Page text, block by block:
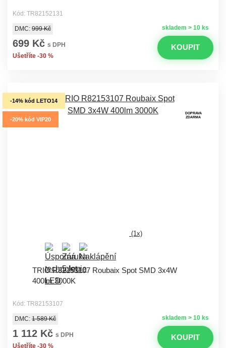
Kód: TR82152131
skladem > 10 ks
DMC: 999 Kč
699 Kč s DPH
Ušetříte -30 %
KOUPIT
-14% kód LETO14
-20% kód VIP20
DOPRAVA
ZDARMA
(1x)
TRIO R82153107 Roubaix Spot SMD 3x4W
400lm 3000K
Kód: TR82153107
skladem > 10 ks
DMC: 1 589 Kč
1 112 Kč s DPH
Ušetříte -30 %
KOUPIT